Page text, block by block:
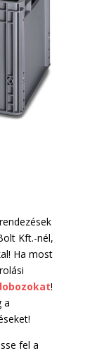
Kft.-nél,
Ha most
!
a
fel a